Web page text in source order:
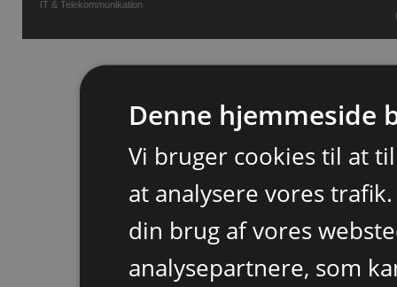
IT & Telekommunikation
Denne hjemmeside
Vi bruger cookies til at
at analysere vores
din brug af vores
analysepartnere, som